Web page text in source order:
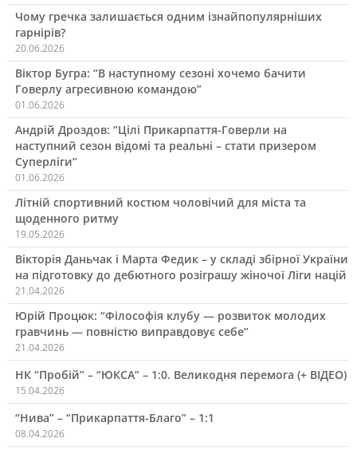
Чому гречка залишається одним ізнайпопулярніших
гарнірів?
20.06.2026
Віктор Бугра: “В наступному сезоні хочемо бачити
Говерлу агресивною командою”
01.06.2026
Андрій Дроздов: “Цілі Прикарпаття-Говерли на
наступний сезон відомі та реальні – стати призером
Суперліги”
01.06.2026
Літній спортивний костюм чоловічий для міста та
щоденного ритму
19.05.2026
Вікторія Даньчак і Марта Федик – у складі збірної України
на підготовку до дебютного розіграшу жіночої Ліги націй
21.04.2026
Юрій Процюк: “Філософія клубу — розвиток молодих
гравчинь — повністю виправдовує себе”
21.04.2026
НК “Пробій” – “ЮКСА” – 1:0. Великодня перемога (+ ВІДЕО)
15.04.2026
“Нива” – “Прикарпаття-Благо” – 1:1
08.04.2026